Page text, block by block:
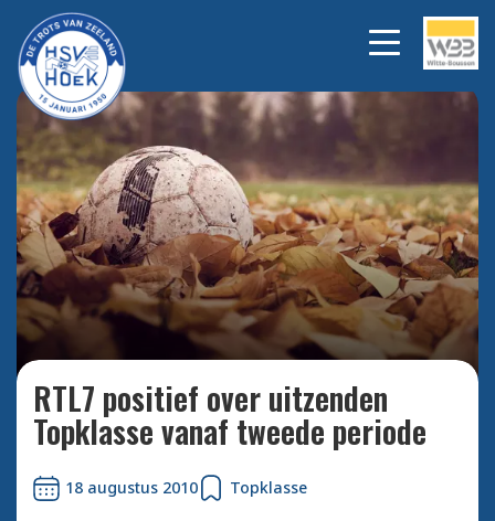
Bekijk alle foto's
RTL7 positief over uitzenden
Topklasse vanaf tweede periode
18 augustus 2010 Topklasse